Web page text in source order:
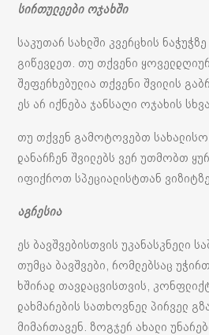
სირთულეები ოჯახში
საკუთარ სახლში კვერცხის
გიწევდეთ. თუ თქვენი
შეფერხებულია თქვენი შვილის
ეს არ იქნება ჯანსაღი ოჯახის
თუ თქვენ გამოტოვებთ სახალისო
დანარჩენ შვილებს ვერ უთმობთ
იფიქროთ სპეციალისტთან ვიზიტზე.
აგრესია
ეს ბავშვებისთვის უკანასკნელი
თუმცა ბავშვები, რომლებსაც
ხშირად თავდაცვისთვის,
დახმარების სათხოვნელ პირველ
მიმართავენ. ზოგჯერ ახალი